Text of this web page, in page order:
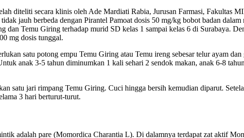
diteliti secara klinis oleh Ade Mardiati Rabia, Jurusan Farmasi, Fakultas
jauh berbeda dengan Pirantel Pamoat dosis 50 mg/kg bobot badan
Temu Giring terhadap murid SD kelas 1 sampai kelas 6 di Surabaya.
mg dosis tunggal.
satu potong empu Temu Giring atau Temu ireng sebesar telur ayam
anak 3-5 tahun diminumkan 1 kali sehari 2 sendok makan, anak 6-8
satu jari rimpang Temu Giring. Cuci hingga bersih kemudian diparut.
3 hari berturut-turut.
adalah pare (Momordica Charantia L). Di dalamnya terdapat zat aktif